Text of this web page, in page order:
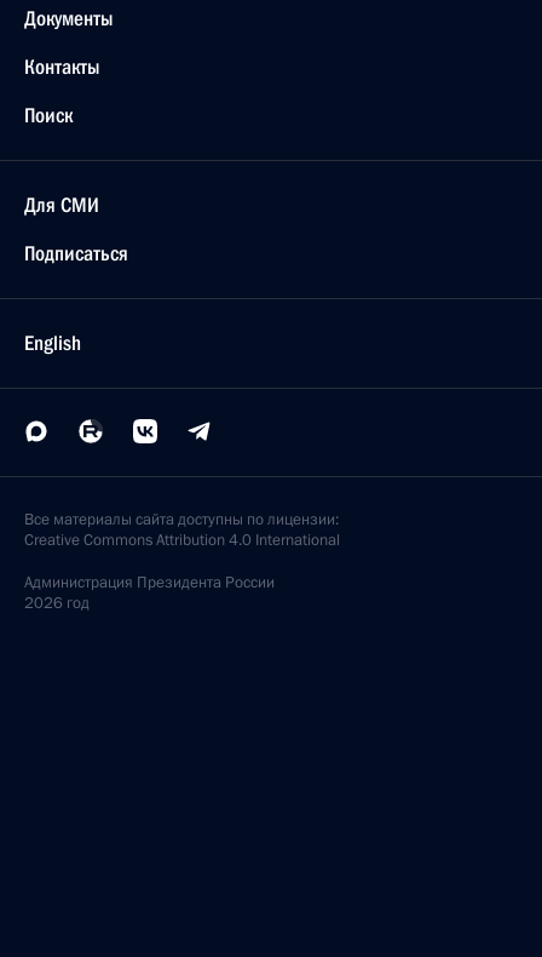
Документы
Контакты
Поиск
Для СМИ
Подписаться
English
Все материалы сайта доступны по лицензии:
Creative Commons Attribution 4.0 International
Администрация Президента России
2026 год